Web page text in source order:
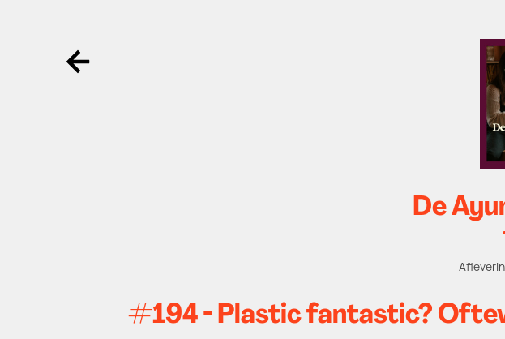
Ga terug
De
#194 - Plastic fantastic?